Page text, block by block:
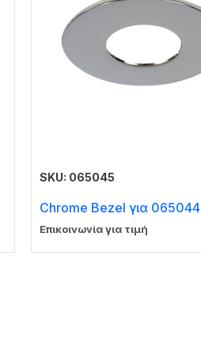
SKU: 065045
Chrome Bezel για 065044
Επικοινωνία για τιμή